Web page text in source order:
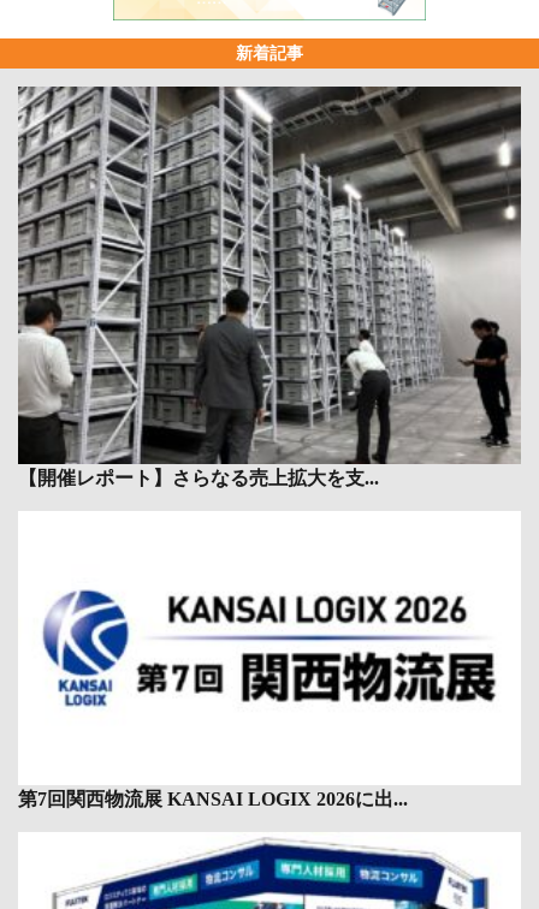
新着記事
【開催レポート】さらなる売上拡大を支...
第7回関西物流展 KANSAI LOGIX 2026に出...